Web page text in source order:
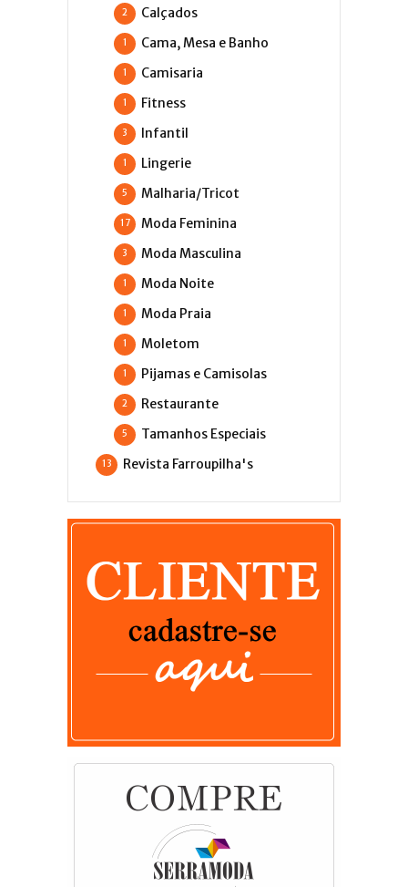
Calçados
2
Cama, Mesa e Banho
1
Camisaria
1
Fitness
1
Infantil
3
Lingerie
1
Malharia/Tricot
5
Moda Feminina
17
Moda Masculina
3
Moda Noite
1
Moda Praia
1
Moletom
1
Pijamas e Camisolas
1
Restaurante
2
Tamanhos Especiais
5
Revista Farroupilha's
13